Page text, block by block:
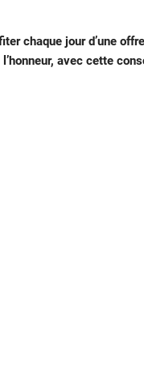
chaque jour d’une
avec cette